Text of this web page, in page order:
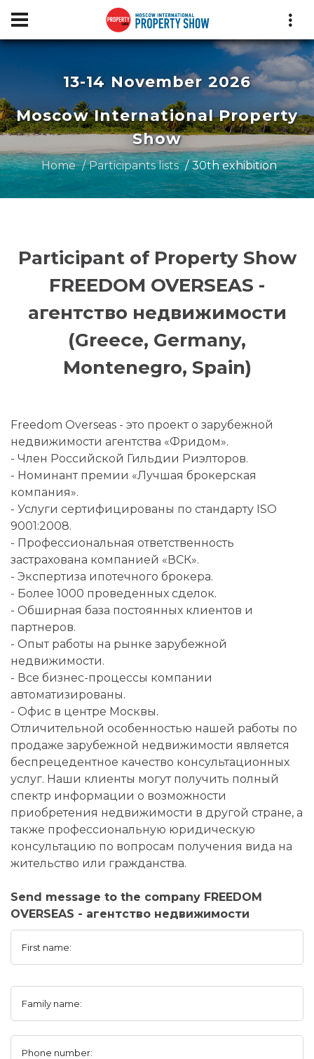
13-14 November 2026
Moscow International Property
Show
Home Participants lists 30th exhibition
Participant of Property Show
FREEDOM OVERSEAS -
агентство недвижимости
(Greece, Germany,
Montenegro, Spain)
Freedom Overseas - это проект о зарубежной
недвижимости агентства «Фридом».
- Член Российской Гильдии Риэлторов.
- Номинант премии «Лучшая брокерская
компания».
- Услуги сертифицированы по стандарту ISO
9001:2008.
- Профессиональная ответственность
застрахована компанией «ВСК».
- Экспертиза ипотечного брокера.
- Более 1000 проведенных сделок.
- Обширная база постоянных клиентов и
партнеров.
- Опыт работы на рынке зарубежной
недвижимости.
- Все бизнес-процессы компании
автоматизированы.
- Офис в центре Москвы.
Отличительной особенностью нашей работы по
продаже зарубежной недвижимости является
беспрецедентное качество консультационных
услуг. Наши клиенты могут получить полный
спектр информации о возможности
приобретения недвижимости в другой стране, а
также профессиональную юридическую
консультацию по вопросам получения вида на
жительство или гражданства.
Send message to the company FREEDOM
OVERSEAS - агентство недвижимости
First name:
Family name:
Phone number: